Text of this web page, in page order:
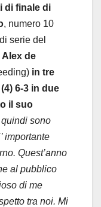
di finale di
, numero 10
serie del
Alex de
in tre
6-3 in due
il suo
quindi sono
importante
Quest’anno
al pubblico
di me
tra noi. Mi